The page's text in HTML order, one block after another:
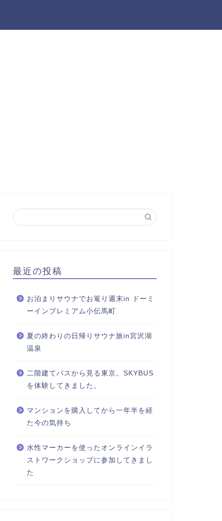
最近の投稿
お泊まりサウナでお篭り週末in ドーミ
ーインプレミアム小伝馬町
夏の終わりの日帰りサウナ旅in宮沢湖
温泉
二階建てバスから見る東京。SKYBUS
を体験してきました。
マンションを購入してから一年半を経
た今の気持ち
水性マーカーを使ったオンラインイラ
ストワークショップに参加してきまし
た